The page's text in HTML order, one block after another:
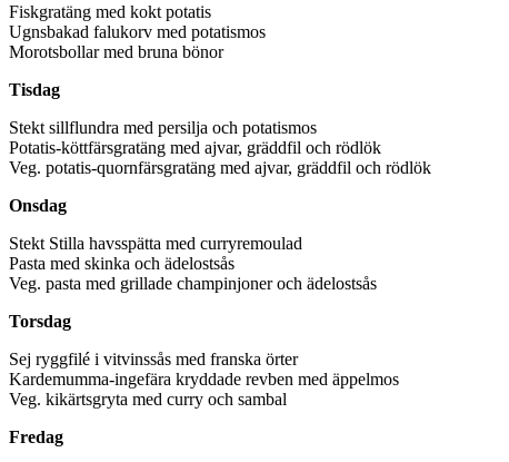
Fiskgratäng med kokt potatis
Ugnsbakad falukorv med potatismos
Morotsbollar med bruna bönor
Tisdag
Stekt sillflundra med persilja och potatismos
Potatis-köttfärsgratäng med ajvar, gräddfil och rödlök
Veg. potatis-quornfärsgratäng med ajvar, gräddfil och rödlök
Onsdag
Stekt Stilla havsspätta med curryremoulad
Pasta med skinka och ädelostsås
Veg. pasta med grillade champinjoner och ädelostsås
Torsdag
Sej ryggfilé i vitvinssås med franska örter
Kardemumma-ingefära kryddade revben med äppelmos
Veg. kikärtsgryta med curry och sambal
Fredag